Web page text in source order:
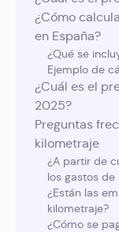
¿Cómo
en España?
¿Qué se
Ejemplo de
¿Cuál es el
2025?
Preguntas
kilometraje
¿A partir de
los gastos de
¿Están las
kilometraje?
¿Cómo se